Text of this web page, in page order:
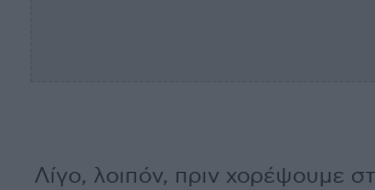
Λίγο, λοιπόν, πριν χορέψουμε